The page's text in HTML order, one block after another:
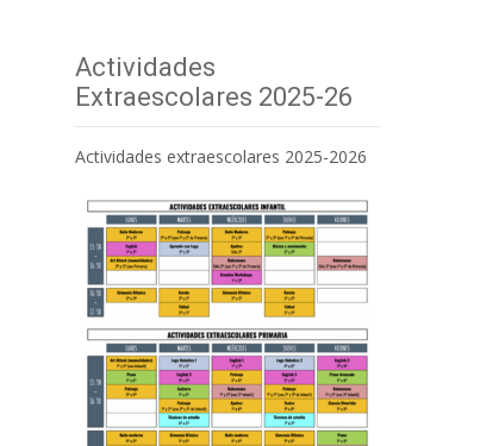
Actividades
Extraescolares 2025-26
Actividades extraescolares 2025-2026